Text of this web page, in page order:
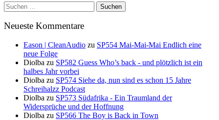
Suchen
nach:
Neueste Kommentare
Eason | CleanAudio zu SP554 Mai-Mai-Mai Endlich eine
neue Folge
Diolba zu SP582 Guess Who’s back - und plötzlich ist ein
halbes Jahr vorbei
Diolba zu SP574 Siehe da, nun sind es schon 15 Jahre
Schreihalzz Podcast
Diolba zu SP573 Südafrika - Ein Traumland der
Widersprüche und der Hoffnung
Diolba zu SP566 The Boy is Back in Town